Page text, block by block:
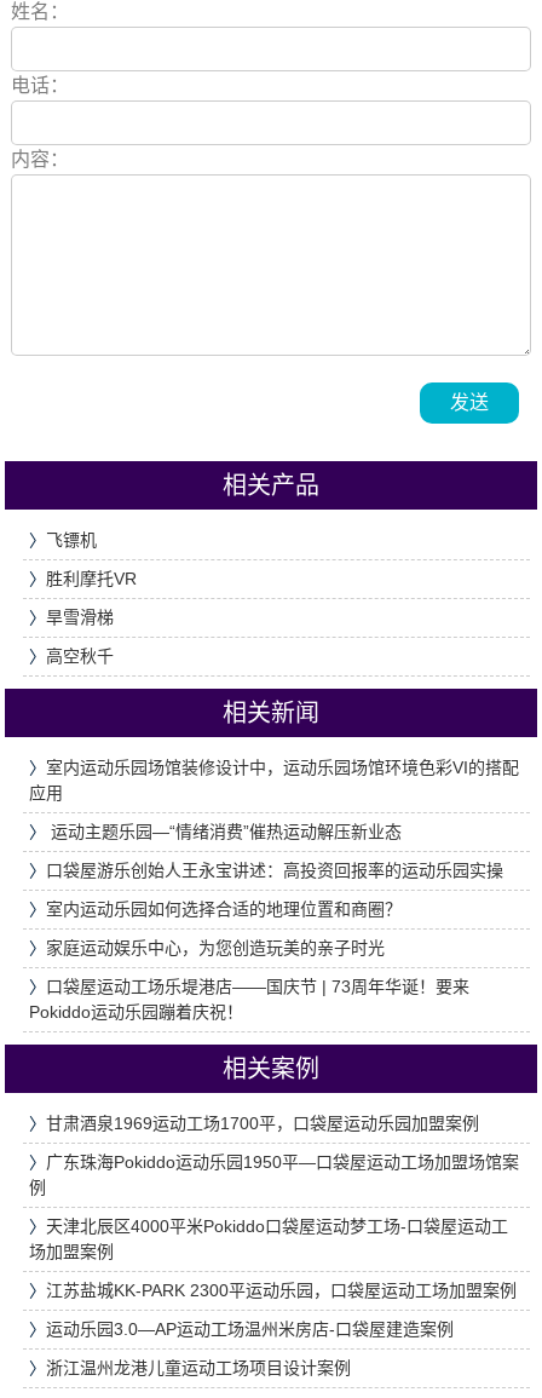
姓名：
电话：
内容：
发送
相关产品
〉 飞镖机
〉 胜利摩托VR
〉 旱雪滑梯
〉 高空秋千
相关新闻
〉 室内运动乐园场馆装修设计中，运动乐园场馆环境色彩VI的搭配
应用
〉
运动主题乐园—“情绪消费”催热运动解压新业态
〉 口袋屋游乐创始人王永宝讲述：高投资回报率的运动乐园实操
〉 室内运动乐园如何选择合适的地理位置和商圈？
〉 家庭运动娱乐中心，为您创造玩美的亲子时光
〉 口袋屋运动工场乐堤港店——国庆节 | 73周年华诞！要来
Pokiddo运动乐园蹦着庆祝！
相关案例
〉 甘肃酒泉1969运动工场1700平，口袋屋运动乐园加盟案例
〉 广东珠海Pokiddo运动乐园1950平—口袋屋运动工场加盟场馆案
例
〉 天津北辰区4000平米Pokiddo口袋屋运动梦工场-口袋屋运动工
场加盟案例
〉 江苏盐城KK-PARK 2300平运动乐园，口袋屋运动工场加盟案例
〉 运动乐园3.0—AP运动工场温州米房店-口袋屋建造案例
〉 浙江温州龙港儿童运动工场项目设计案例